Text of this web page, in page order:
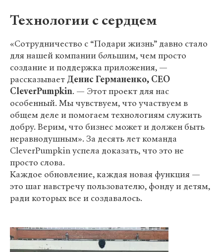
Технологии с сердцем
«Сотрудничество с “Подари жизнь” давно стало
для нашей компании большим, чем просто
создание и поддержка приложения, —
рассказывает Денис Германенко, CEO
CleverPumpkin. — Этот проект для нас
особенный. Мы чувствуем, что участвуем в
общем деле и помогаем технологиям служить
добру. Верим, что бизнес может и должен быть
неравнодушным». За десять лет команда
CleverPumpkin успела доказать, что это не
просто слова.
Каждое обновление, каждая новая функция —
это шаг навстречу пользователю, фонду и детям,
ради которых все и создавалось.